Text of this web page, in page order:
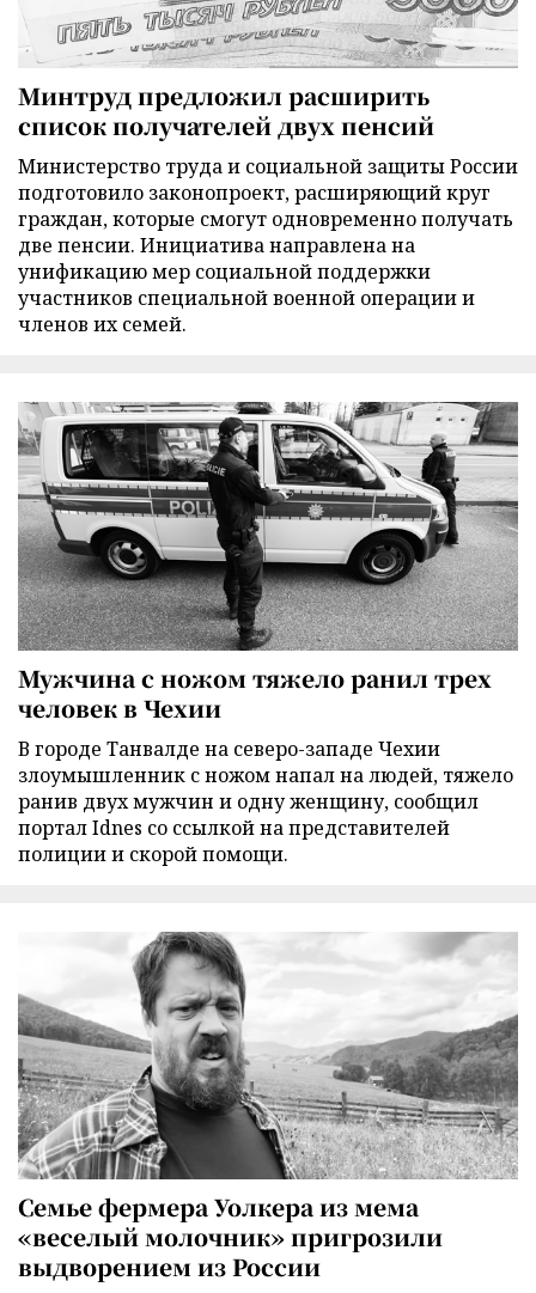
Минтруд предложил расширить
список получателей двух пенсий
Министерство труда и социальной защиты России
подготовило законопроект, расширяющий круг
граждан, которые смогут одновременно получать
две пенсии. Инициатива направлена на
унификацию мер социальной поддержки
участников специальной военной операции и
членов их семей.
Мужчина с ножом тяжело ранил трех
человек в Чехии
В городе Танвалде на северо-западе Чехии
злоумышленник с ножом напал на людей, тяжело
ранив двух мужчин и одну женщину, сообщил
портал Idnes со ссылкой на представителей
полиции и скорой помощи.
Семье фермера Уолкера из мема
«веселый молочник» пригрозили
выдворением из России